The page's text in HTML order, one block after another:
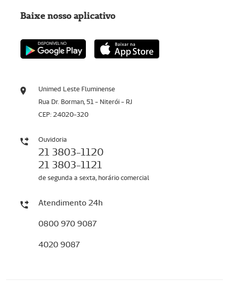
Unimed Leste Fluminense
Rua Dr. Borman, 51 - Niterói - RJ
CEP: 24020-320
Ouvidoria
21 3803-1120
21 3803-1121
de segunda a sexta, horário comercial
Atendimento 24h
0800 970 9087
4020 9087
Baixe nosso aplicativo